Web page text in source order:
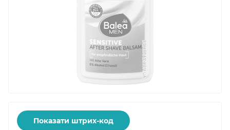
Показати штрих-код